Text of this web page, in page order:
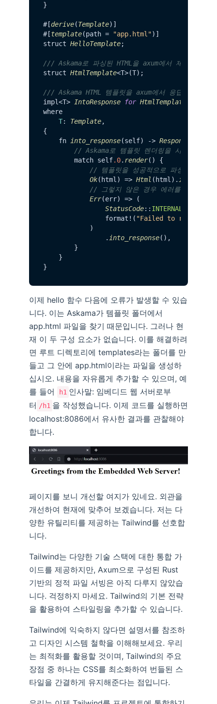
}
#[derive(Template)]
#[template(path = "app.html")]
struct HelloTemplate;
/// Askama로 파싱된 HTML을 axum에서 제공할 수
struct HtmlTemplate<T>(T);
/// Askama HTML 템플릿을 axum에서 응답으로 제
impl<T> IntoResponse for HtmlTemplate
where
T: Template,
{
    fn
into_response(self) -> Response
// Askama로 템플릿 렌더링을 시도합니다.
        match self
.0. render( ) {
// 템플릿을 성공적으로 파싱하고 집
Ok(html) => Html (html).
// 그렇지 않은 경우 에러를 반환하거
Err(err) => (
StatusCode::
                format!(
"Failed to render
            )
                .
into_response(),
        }
    }
이제 hello 함수 다음에 오류가 발생할 수 있습
니다. 이는 Askama가 템플릿 폴더에서
app.html 파일을 찾기 때문입니다. 그러나 현
재 이 두 구성 요소가 없습니다. 이를 해결하려
면 루트 디렉토리에 templates라는 폴더를 만
들고 그 안에 app.html이라는 파일을 생성하
십시오. 내용을 자유롭게 추가할 수 있으며, 예
를 들어
h1 인사말: 임베디드 웹 서버로부
터 /h1 을 작성했습니다. 이제 코드를 실행하면
localhost:8086에서 유사한 결과를 관찰해야
합니다.
페이지를 보니 개선할 여지가 있네요. 외관을
개선하여 현재에 맞추어 보겠습니다. 저는 다
양한 유틸리티를 제공하는 Tailwind를 선호합
니다.
Tailwind는 다양한 기술 스택에 대한 통합 가
이드를 제공하지만, Axum으로 구성된 Rust
기반의 정적 파일 서빙은 아직 다루지 않았습
니다. 걱정하지 마세요. Tailwind의 기본 전략
을 활용하여 스타일링을 추가할 수 있습니다.
Tailwind에 익숙하지 않다면 설명서를 참조하
고 디자인 시스템 철학을 이해해보세요. 우리
는 최적화를 활용할 것이며, Tailwind의 주요
장점 중 하나는 CSS를 최소화하여 번들된 스
타일을 간결하게 유지해준다는 점입니다.